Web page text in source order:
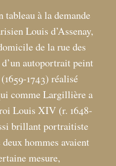
à la demande
Louis d’Assenay,
de la rue des
autoportrait peint
1743) réalisé
comme Largillière a
Louis XIV (r. 1648-
brillant portraitiste
hommes avaient
mesure,